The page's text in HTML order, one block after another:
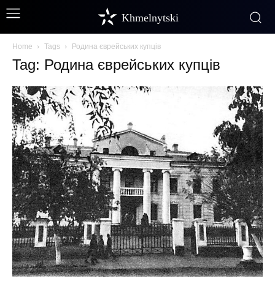
Khmelnytski
Home Tags Родина єврейських купців
Tag: Родина єврейських купців